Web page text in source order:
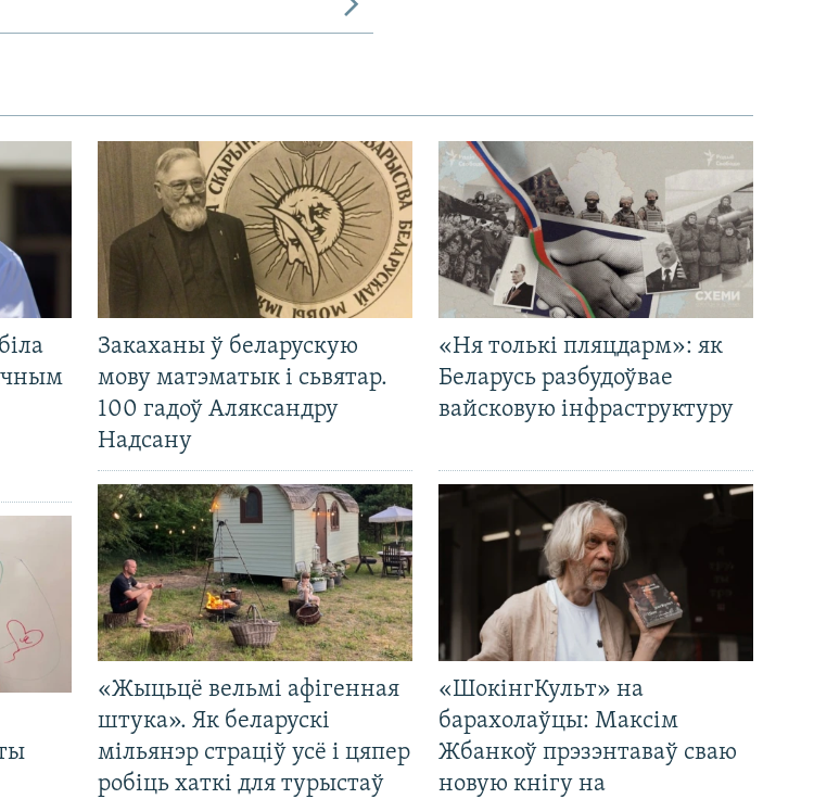
Закаханы ў беларускую
мову матэматык і сьвятар.
100 гадоў Аляксандру
Надсану
«Ня толькі пляцдарм»: як
Беларусь разбудоўвае
вайсковую інфраструктуру
«Жыцьцё вельмі афігенная
штука». Як беларускі
мільянэр страціў усё і цяпер
робіць хаткі для турыстаў
«ШокінгКульт» на
барахолаўцы: Максім
Жбанкоў прэзэнтаваў сваю
новую кнігу на